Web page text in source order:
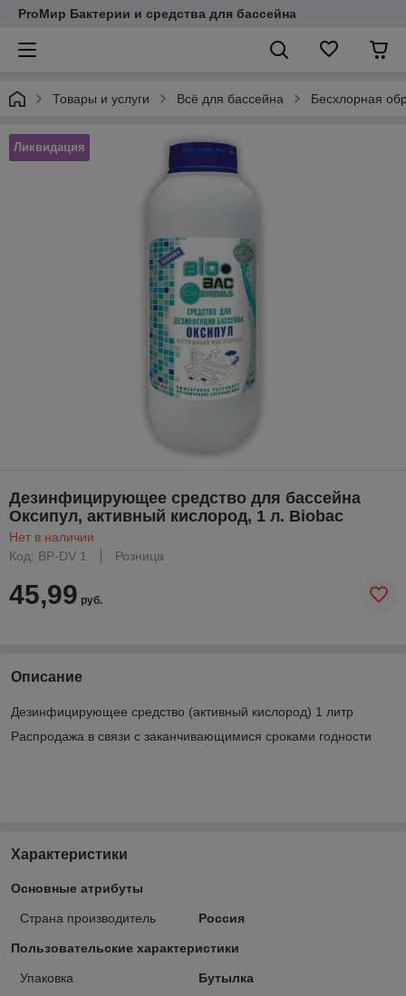
ProМир Бактерии и средства для бассейна
Товары и услуги Всё для бассейна Бесхлорная
Ликвидация
Дезинфицирующее средство для бассейна
Оксипул, активный кислород, 1 л. Biobac
Нет в наличии
Код: BP-DV 1
Розница
45,99 руб.
Описание
Дезинфицирующее средство (активный кислород) 1 литр
Распродажа в связи с заканчивающимися сроками годности
Характеристики
Основные атрибуты
Страна производитель Россия
Пользовательские характеристики
Упаковка
Бутылка